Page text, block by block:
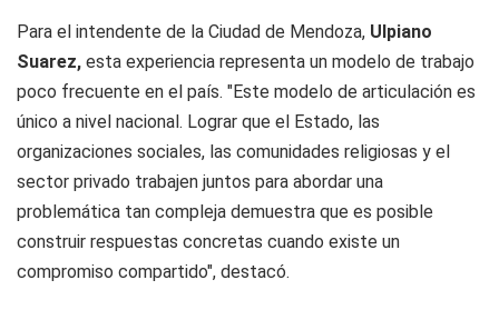
Para el intendente de la Ciudad de Mendoza, Ulpiano
Suarez, esta experiencia representa un modelo de trabajo
poco frecuente en el país. "Este modelo de articulación es
único a nivel nacional. Lograr que el Estado, las
organizaciones sociales, las comunidades religiosas y el
sector privado trabajen juntos para abordar una
problemática tan compleja demuestra que es posible
construir respuestas concretas cuando existe un
compromiso compartido", destacó.